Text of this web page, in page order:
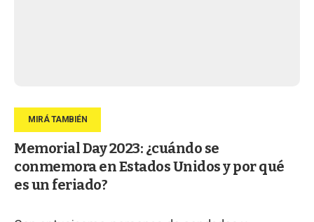
Memorial Day 2023: ¿cuándo se
conmemora en Estados Unidos y por qué
es un feriado?